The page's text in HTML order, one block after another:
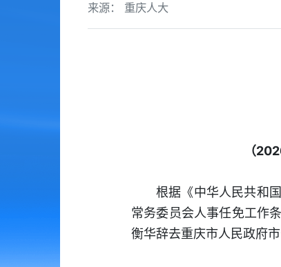
来源： 重庆人大
（
根据《中华人民共和
常务委员会人事任免工作
衡华辞去重庆市人民政府